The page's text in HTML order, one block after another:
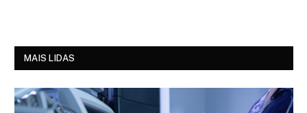
MAIS LIDAS